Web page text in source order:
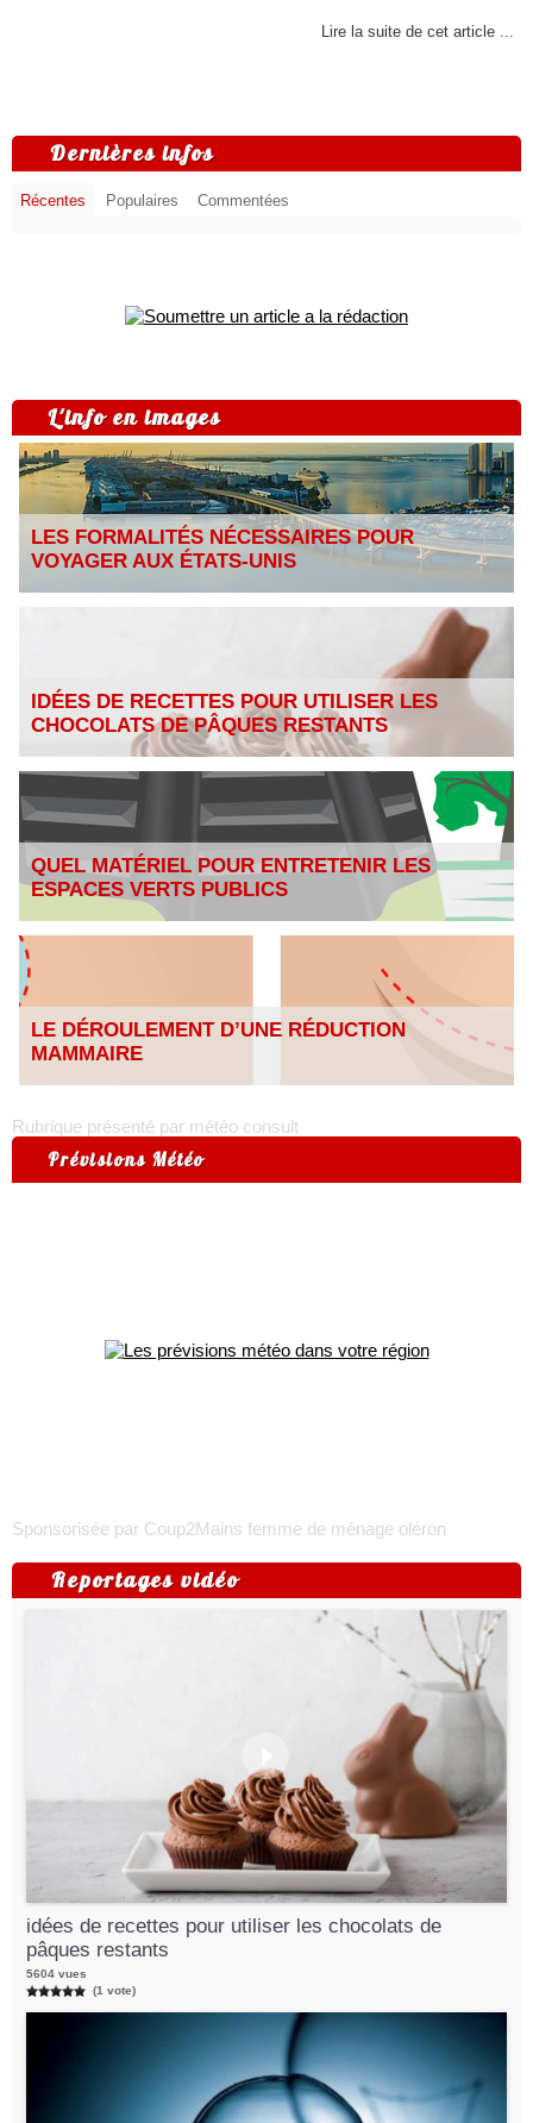
Lire la suite de cet article ...
Dernières infos
Récentes Populaires Commentées
L'info en images
LES FORMALITÉS NÉCESSAIRES POUR
VOYAGER AUX ÉTATS-UNIS
IDÉES DE RECETTES POUR UTILISER LES
CHOCOLATS DE PÂQUES RESTANTS
QUEL MATÉRIEL POUR ENTRETENIR LES
ESPACES VERTS PUBLICS
LE DÉROULEMENT D’UNE RÉDUCTION
MAMMAIRE
Rubrique présenté par météo consult
Prévisions Météo
Sponsorisée par Coup2Mains femme de ménage oléron
Reportages vidéo
idées de recettes pour utiliser les chocolats de
pâques restants
5604 vues
(1 vote)